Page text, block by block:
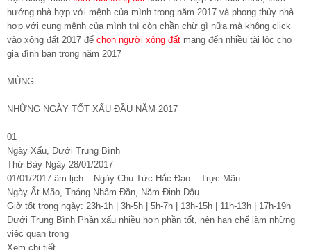
hướng nhà hợp với mệnh của mình trong năm 2017 và phong thủy nhà
hợp với cung mệnh của mình thì còn chần chừ gì nữa mà không click
vào xông đất 2017 để chọn người xông đất mang đến nhiều tài lộc cho
gia đình bạn trong năm 2017
MÙNG
NHỮNG NGÀY TỐT XẤU ĐẦU NĂM 2017
01
Ngày Xấu, Dưới Trung Bình
Thứ Bảy Ngày 28/01/2017
01/01/2017 âm lịch – Ngày Chu Tức Hắc Đạo – Trực Mãn
Ngày Ất Mão, Tháng Nhâm Đần, Năm Đinh Dậu
Giờ tốt trong ngày: 23h-1h | 3h-5h | 5h-7h | 13h-15h | 11h-13h | 17h-19h
Dưới Trung Bình Phần xấu nhiều hơn phần tốt, nên hạn chế làm những
việc quan trọng
Xem chi tiết